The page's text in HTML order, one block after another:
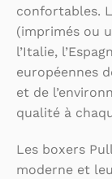
confortables.
(imprimés ou
l’Italie,
européennes
et de
qualité à
Les boxers
moderne et